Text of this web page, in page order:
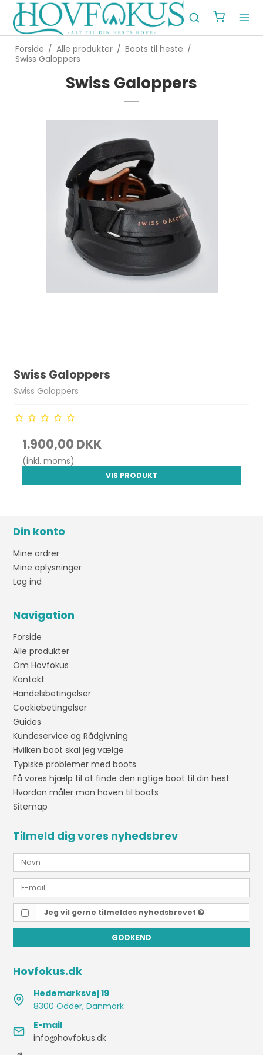
Forside / Alle produkter / Boots til heste /
Swiss Galoppers
Swiss Galoppers
Swiss Galoppers
Swiss Galoppers
1.900,00 DKK
(inkl. moms)
VIS PRODUKT
Din konto
Mine ordrer
Mine oplysninger
Log ind
Navigation
Forside
Alle produkter
Om Hovfokus
Kontakt
Handelsbetingelser
Cookiebetingelser
Guides
Kundeservice og Rådgivning
Hvilken boot skal jeg vælge
Typiske problemer med boots
Få vores hjælp til at finde den rigtige boot til din hest
Hvordan måler man hoven til boots
Sitemap
Tilmeld dig vores nyhedsbrev
Jeg vil gerne tilmeldes nyhedsbrevet
GODKEND
Hovfokus.dk
Hedemarksvej 19
8300 Odder, Danmark
E-mail
info@hovfokus.dk